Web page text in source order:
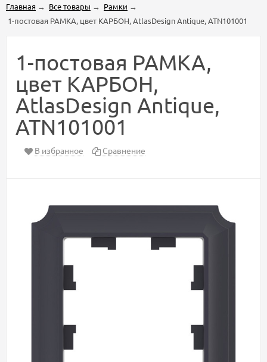
Главная → Все товары → Рамки →
1-постовая РАМКА, цвет КАРБОН, AtlasDesign Antique, ATN101001
1-постовая РАМКА,
цвет КАРБОН,
AtlasDesign Antique,
ATN101001
В избранное Сравнение